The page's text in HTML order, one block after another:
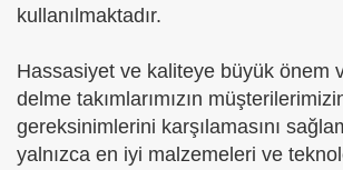
kullanılmaktadır.
Hassasiyet ve kaliteye büyük önem
delme takımlarımızın
gereksinimlerini karşılamasını
yalnızca en iyi malzemeleri ve